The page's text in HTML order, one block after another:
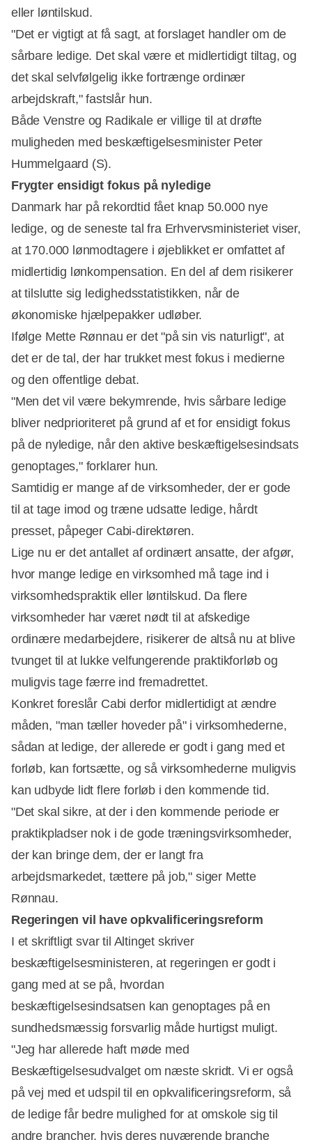
eller løntilskud.
"Det er vigtigt at få sagt, at forslaget handler om de
sårbare ledige. Det skal være et midlertidigt tiltag, og
det skal selvfølgelig ikke fortrænge ordinær
arbejdskraft," fastslår hun.
Både Venstre og Radikale er villige til at drøfte
muligheden med beskæftigelsesminister Peter
Hummelgaard (S).
Frygter ensidigt fokus på nyledige
Danmark har på rekordtid fået knap 50.000 nye
ledige, og de seneste tal fra Erhvervsministeriet viser,
at 170.000 lønmodtagere i øjeblikket er omfattet af
midlertidig lønkompensation. En del af dem risikerer
at tilslutte sig ledighedsstatistikken, når de
økonomiske hjælpepakker udløber.
Ifølge Mette Rønnau er det "på sin vis naturligt", at
det er de tal, der har trukket mest fokus i medierne
og den offentlige debat.
"Men det vil være bekymrende, hvis sårbare ledige
bliver nedprioriteret på grund af et for ensidigt fokus
på de nyledige, når den aktive beskæftigelsesindsats
genoptages," forklarer hun.
Samtidig er mange af de virksomheder, der er gode
til at tage imod og træne udsatte ledige, hårdt
presset, påpeger Cabi-direktøren.
Lige nu er det antallet af ordinært ansatte, der afgør,
hvor mange ledige en virksomhed må tage ind i
virksomhedspraktik eller løntilskud. Da flere
virksomheder har været nødt til at afskedige
ordinære medarbejdere, risikerer de altså nu at blive
tvunget til at lukke velfungerende praktikforløb og
muligvis tage færre ind fremadrettet.
Konkret foreslår Cabi derfor midlertidigt at ændre
måden, "man tæller hoveder på" i virksomhederne,
sådan at ledige, der allerede er godt i gang med et
forløb, kan fortsætte, og så virksomhederne muligvis
kan udbyde lidt flere forløb i den kommende tid.
"Det skal sikre, at der i den kommende periode er
praktikpladser nok i de gode træningsvirksomheder,
der kan bringe dem, der er langt fra
arbejdsmarkedet, tættere på job," siger Mette
Rønnau.
Regeringen vil have opkvalificeringsreform
I et skriftligt svar til Altinget skriver
beskæftigelsesministeren, at regeringen er godt i
gang med at se på, hvordan
beskæftigelsesindsatsen kan genoptages på en
sundhedsmæssig forsvarlig måde hurtigst muligt.
"Jeg har allerede haft møde med
Beskæftigelsesudvalget om næste skridt. Vi er også
på vej med et udspil til en opkvalificeringsreform, så
de ledige får bedre mulighed for at omskole sig til
andre brancher, hvis deres nuværende branche